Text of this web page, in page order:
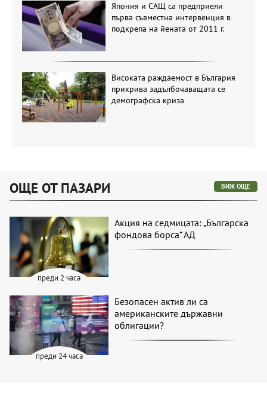
Япония и САЩ са предприели
първа съвместна интервенция в
подкрепа на йената от 2011 г.
Високата раждаемост в България
прикрива задълбочаващата се
демографска криза
ОЩЕ ОТ ПАЗАРИ ВИЖ ОЩЕ
преди 2 часа
Акция на седмицата: „Българска
фондова борса“ АД
преди 24 часа
Безопасен актив ли са
американските държавни
облигации?